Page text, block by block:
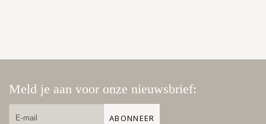
Meld je aan voor onze nieuwsbrief:
ABONNEER